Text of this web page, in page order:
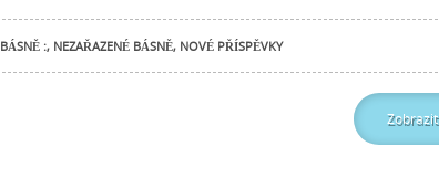
BÁSNĚ :, NEZAŘAZENÉ BÁSNĚ, NOVÉ PŘÍSPĚVKY
Zobrazit